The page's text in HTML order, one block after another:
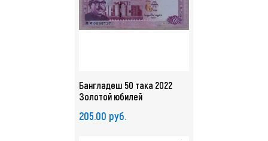
Бангладеш 50 така 2022
Золотой юбилей
суда UNC. арт. 4003
205.00 руб.